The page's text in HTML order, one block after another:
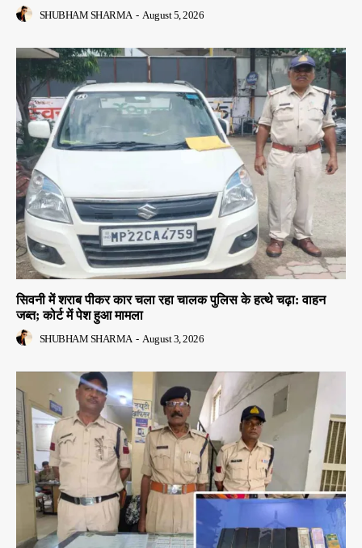
SHUBHAM SHARMA - August 5, 2026
सिवनी में शराब पीकर कार चला रहा चालक पुलिस के हत्थे चढ़ा: वाहन
जब्त; कोर्ट में पेश हुआ मामला
SHUBHAM SHARMA - August 3, 2026